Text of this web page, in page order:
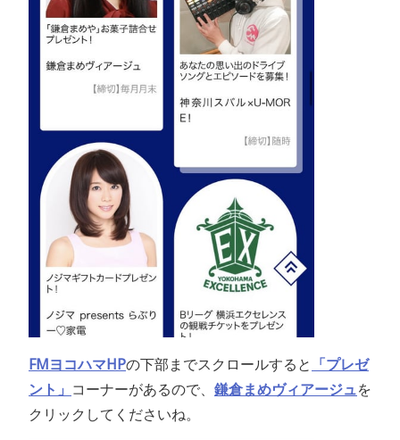
FMヨコハマHPの下部までスクロールすると 「プレゼ
ント」 コーナーがあるので、 鎌倉まめヴィアージュを
クリックしてくださいね。